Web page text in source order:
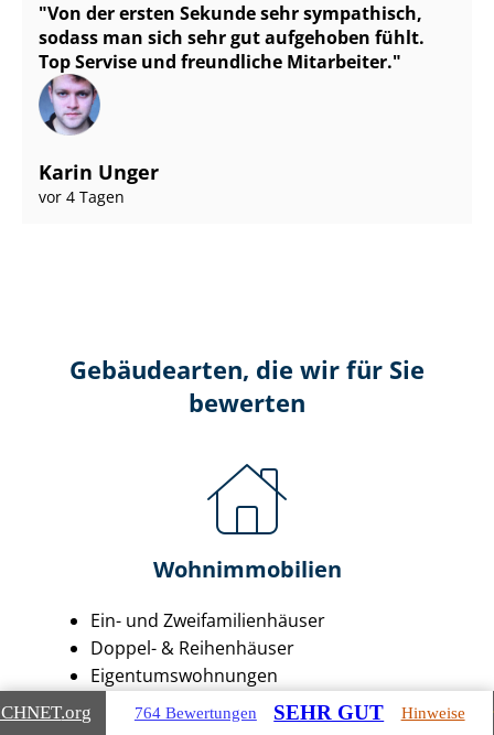
Von der ersten Sekunde sehr sympathisch,
sodass man sich sehr gut aufgehoben fühlt.
Top Servise und freundliche Mitarbeiter.
Karin Unger
vor 4 Tagen
Gebäudearten, die wir für Sie
bewerten
Wohnimmobilien
Ein- und Zwei­fa­mi­li­en­häu­ser
Doppel- & Reihenhäuser
Ei­gen­tums­woh­nun­gen
Mehr­fa­mi­li­en­häu­ser
.org 764 Bewertungen SEHR GUT Hinweise